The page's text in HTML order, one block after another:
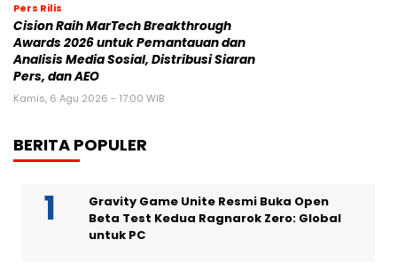
Pers Rilis
Cision Raih MarTech Breakthrough
Awards 2026 untuk Pemantauan dan
Analisis Media Sosial, Distribusi Siaran
Pers, dan AEO
Kamis, 6 Agu 2026 - 17:00 WIB
BERITA POPULER
Gravity Game Unite Resmi Buka Open
Beta Test Kedua Ragnarok Zero: Global
untuk PC